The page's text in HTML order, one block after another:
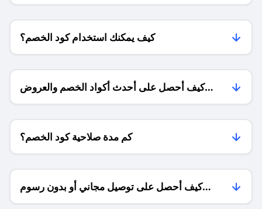
كيف يمكنك استخدام كود الخصم؟
كيف أحصل على أحدث أكواد الخصم والعروض
للمتاجر؟
كم مدة صلاحية كود الخصم؟
كيف أحصل على توصيل مجاني أو بدون رسوم
الشحن ؟